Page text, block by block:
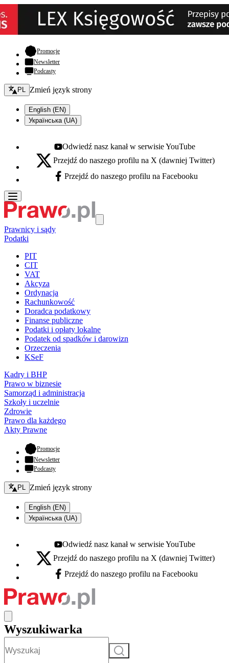
Promocje- otwiera się w nowej karcie
Newsletter
Podcasty
Zmień język - bieżący:
PL Zmień język strony
English (EN)
Українська (UA)
Youtube - otwiera się w nowej karcie
Odwiedź nasz kanał w serwisie YouTube
X - otwiera się w nowej karcie
Przejdź do naszego profilu na X (dawniej Twitter)
Facebook - otwiera się w nowej karcie
Przejdź do naszego profilu na Facebooku
Prawnicy i sądy
Podatki
PIT
CIT
VAT
Akcyza
Ordynacja
Rachunkowość
Doradca podatkowy
Finanse publiczne
Podatki i opłaty lokalne
Podatek od spadków i darowizn
Orzeczenia
KSeF
Kadry i BHP
Prawo w biznesie
Samorząd i administracja
Szkoły i uczelnie
Zdrowie
Prawo dla każdego
Akty Prawne
Promocje- otwiera się w nowej karcie
Newsletter
Podcasty
Zmień język - bieżący:
PL Zmień język strony
English (EN)
Українська (UA)
Youtube - otwiera się w nowej karcie
Odwiedź nasz kanał w serwisie YouTube
X - otwiera się w nowej karcie
Przejdź do naszego profilu na X (dawniej Twitter)
Facebook - otwiera się w nowej karcie
Przejdź do naszego profilu na Facebooku
Wyszukiwarka
Szukaj